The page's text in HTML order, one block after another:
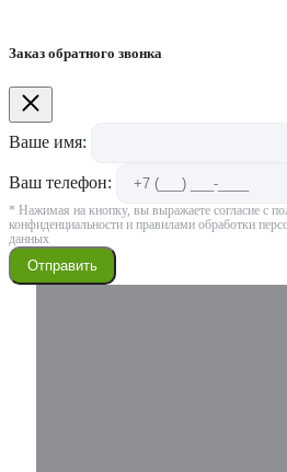
Заказ обратного звонка
Ваше имя:
Ваш телефон:
* Нажимая на кнопку, вы выражаете согласие с
конфиденциальности и правилами обработки
данных
Отправить